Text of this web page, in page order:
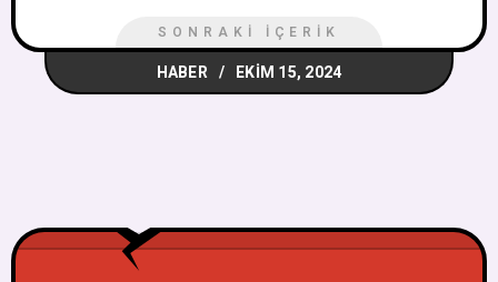
SONRAKI İÇERIK
HABER EKIM 15, 2024